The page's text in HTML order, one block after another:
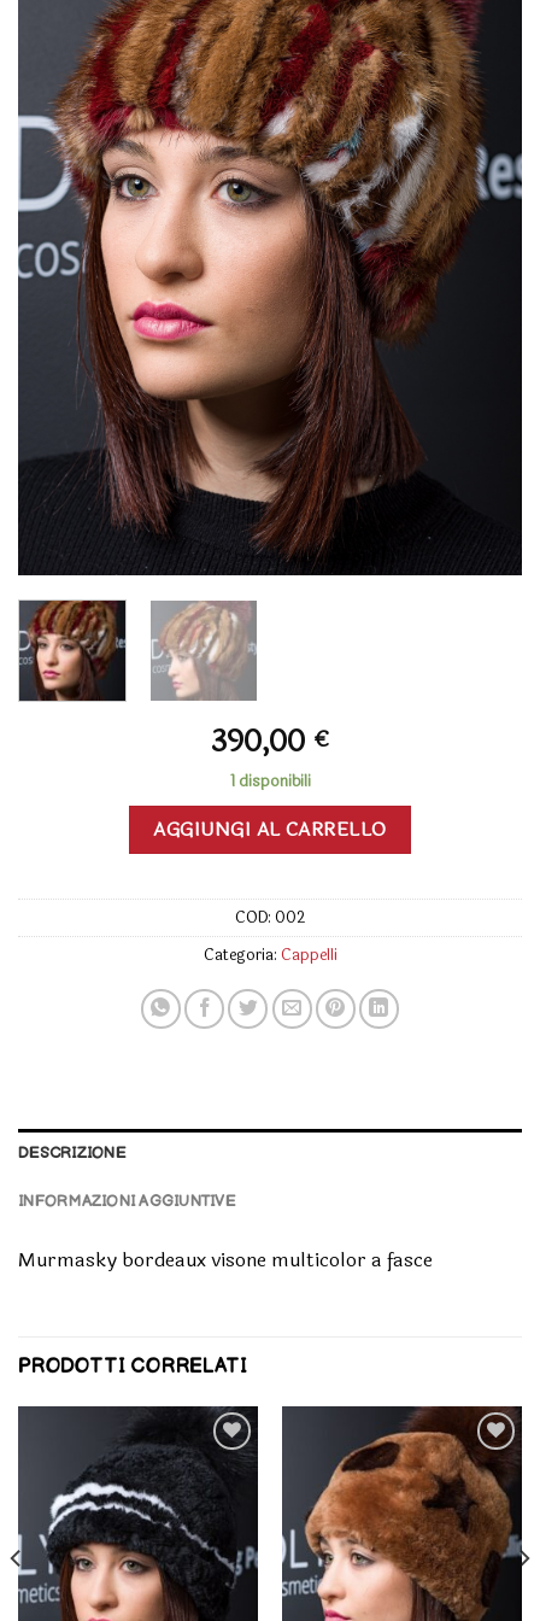
390,00 €
1 disponibili
AGGIUNGI AL CARRELLO
COD: 002
Categoria: Cappelli
DESCRIZIONE
INFORMAZIONI AGGIUNTIVE
Murmasky bordeaux visone multicolor a fasce
PRODOTTI CORRELATI
Aggiungi
alla lista
dei
desideri
Aggiungi
alla lista
dei
desideri